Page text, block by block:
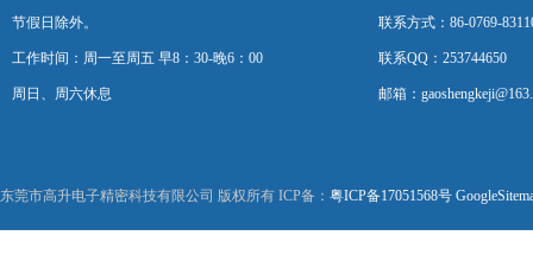
节假日除外。
工作时间：周一至周五 早8：30-晚6：00
周日、周六休息
联系方式：86-0769-
联系QQ：253744650
邮箱：
东莞市高升电子精密科技有限公司 版权所有 ICP备： 粤ICP备17051568号